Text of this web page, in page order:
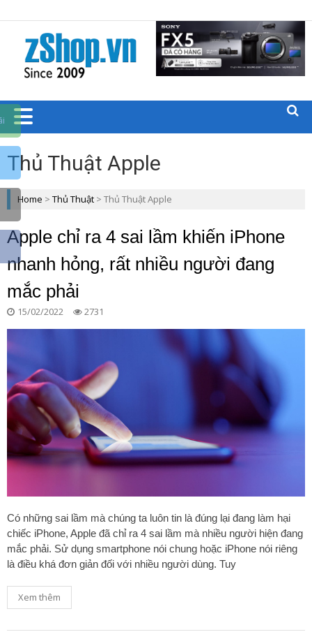
BLOGS CÁC
SẢN PHẨM
CÔNG
ZSHOP.VN
Thủ Thuật Apple
Home > Thủ Thuật > Thủ Thuật Apple
Apple chỉ ra 4 sai lầm khiến iPhone
nhanh hỏng, rất nhiều người đang
mắc phải
15/02/2022 2731
Có những sai lầm mà chúng ta luôn tin là đúng lại đang làm hại
chiếc iPhone, Apple đã chỉ ra 4 sai lầm mà nhiều người hiện đang
mắc phải. Sử dụng smartphone nói chung hoặc iPhone nói riêng
là điều khá đơn giản đối với nhiều người dùng. Tuy
Xem thêm